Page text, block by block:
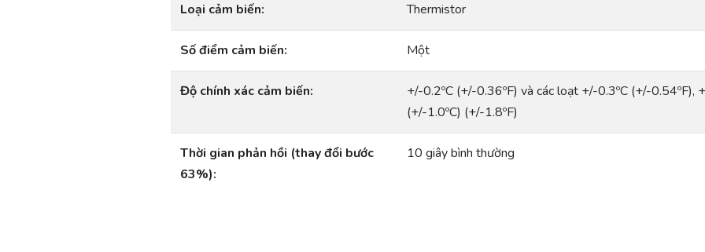
Loại cảm biến: Thermistor
Số điểm cảm biến: Một
Độ chính xác cảm biến:
+/-0.2ºC (+/-0.36ºF) và các loạt +/-0.3ºC (+/-0.54ºF),
(+/-1.0ºC) (+/-1.8ºF)
Thời gian phản hồi (thay đổi bước
63%):
10 giây bình thường